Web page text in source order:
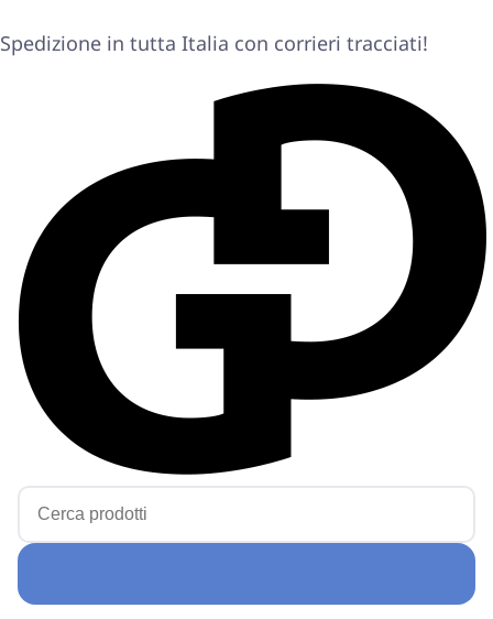
Spedizione in tutta Italia con corrieri tracciati!